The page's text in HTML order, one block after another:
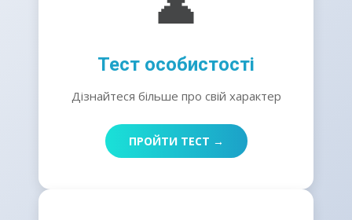
Тест особистості
Дізнайтеся більше про свій характер
ПРОЙТИ ТЕСТ →